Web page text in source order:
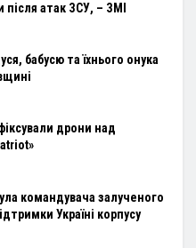
атак ЗСУ, – ЗМІ
бабусю та їхнього онука
дрони над
командувача залученого
Україні корпусу